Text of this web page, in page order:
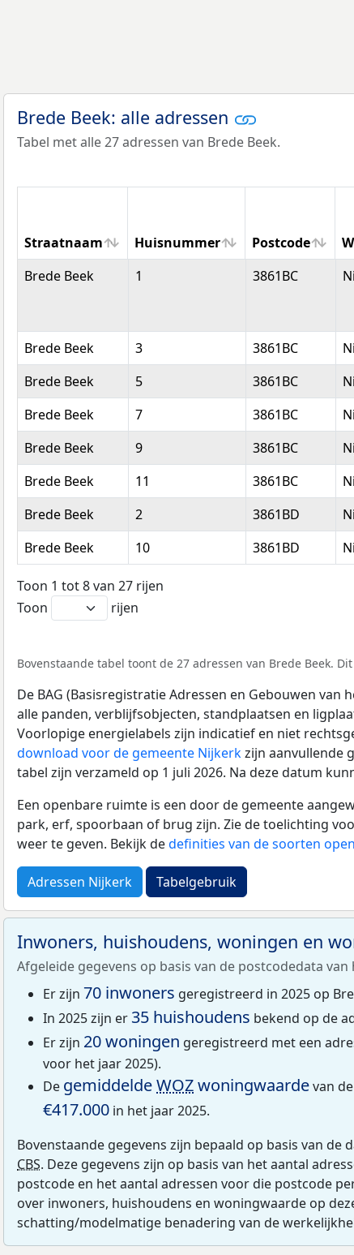
Brede Beek: alle adressen
Tabel met alle 27 adressen van Brede Beek.
Straatnaam Huisnummer Postcode
Straatnaam
Huisnummer Postcode
Brede Beek 1 3861BC
Brede Beek 3 3861BC
Brede Beek
5 3861BC
Brede Beek
7 3861BC
Brede Beek
9 3861BC
Brede Beek
11 3861BC
Brede Beek
2 3861BD
Brede Beek
10 3861BD
Toon 1 tot 8 van 27 rijen
Toon
rijen
Bovenstaande tabel toont de 27 adressen van Brede Beek.
De BAG (Basisregistratie Adressen en Gebouwen
alle panden, verblijfsobjecten, standplaatsen en
Voorlopige energielabels zijn indicatief en niet
download voor de gemeente Nijkerkzijn aanvullende
tabel zijn verzameld op 1 juli 2026. Na deze datum
Een openbare ruimte is een door de gemeente
park, erf, spoorbaan of brug zijn. Zie de toelichting
weer te geven. Bekijk dedefinities van de soorten
Adressen Nijkerk Tabelgebruik
Inwoners, huishoudens, woningen en
Afgeleide gegevens op basis van de postcodedata van
Er zijn 70 inwoners geregistreerd in 2025 op
In 2025 zijn er 35 huishoudens bekend op de
Er zijn 20 woningen geregistreerd met een
voor het jaar 2025).
De gemiddeldeWOZwoningwaardevan
€417.000 in het jaar 2025.
Bovenstaande gegevens zijn bepaald op basis van de
CBS. Deze gegevens zijn op basis van het aantal
postcode en het aantal adressen voor die postcode
over inwoners, huishoudens en woningwaarde op
schatting/modelmatige benadering van de